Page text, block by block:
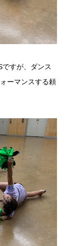
すが、ダンス
ーマンスする頼